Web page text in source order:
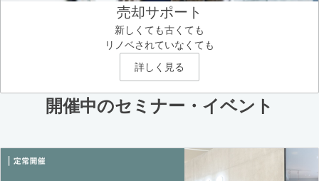
売却サポート
新しくても古くても
リノベされていなくても
詳しく見る
開催中のセミナー・イベント